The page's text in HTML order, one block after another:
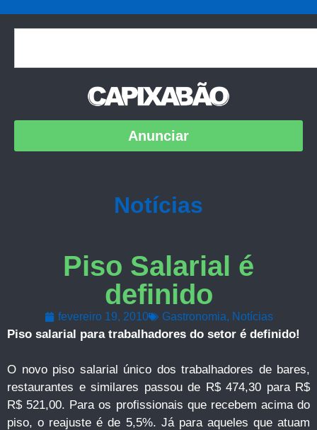
Anunciar
Notícias
Piso Salarial é
definido
fevereiro 19, 2010 Gastronomia, Notícias
Piso salarial para trabalhadores do setor é definido!
O novo piso salarial único dos trabalhadores de bares,
restaurantes e similares passou de R$ 474,30 para R$
R$ 521,00. Para os profissionais que recebem acima do
piso, o reajuste é de 5,5%. Já para aqueles que atuam